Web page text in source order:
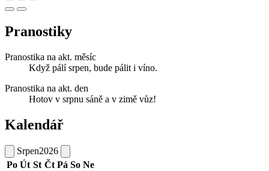
Pranostiky
Pranostika na akt. měsíc
Když pálí srpen, bude pálit i víno.
Pranostika na akt. den
Hotov v srpnu sáně a v zimě vůz!
Kalendář
Srpen2026
Po Út St Čt Pá So Ne